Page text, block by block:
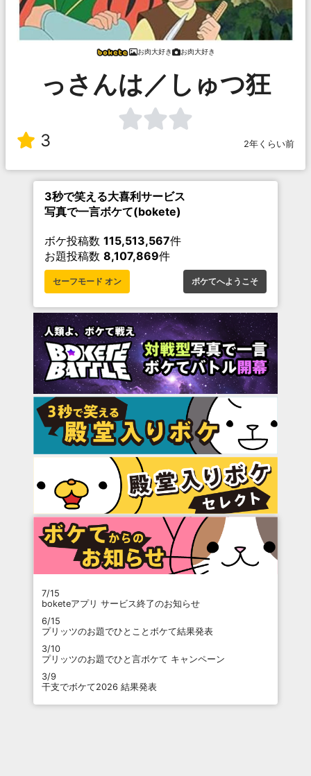
お肉大好き お肉大好き
っさんは／しゅつ狂
3 2年くらい前
3秒で笑える大喜利サービス
写真で一言ボケて(bokete)
ボケ投稿数 115,513,567件
お題投稿数 8,107,869件
セーフモード オン ボケてへようこそ
7/15
boketeアプリ サービス終了のお知らせ
6/15
プリッツのお題でひとことボケて結果発表
3/10
プリッツのお題でひと言ボケて キャンペーン
3/9
干支でボケて2026 結果発表